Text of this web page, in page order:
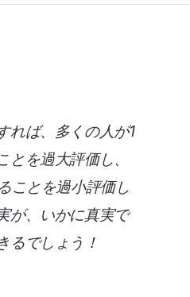
れば、多くの人が1
とを過大評価し、
ことを過小評価し
が、いかに真実で
るでしょう！